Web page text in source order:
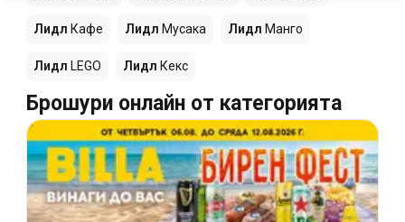
Лидл Кафе Лидл Мусака Лидл Манго
Лидл LEGO Лидл Кекс
Брошури онлайн от категорията